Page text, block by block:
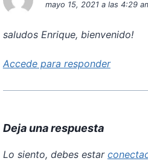
mayo 15, 2021 a las 4:29
saludos Enrique, bienvenido!
Accede para responder
Deja una respuesta
Lo siento, debes estar